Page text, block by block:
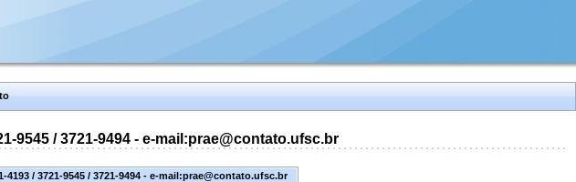
9545 / 3721-9494 - e-mail:prae@contato.ufsc.br
/ 3721-9545 / 3721-9494 - e-mail:prae@contato.ufsc.br